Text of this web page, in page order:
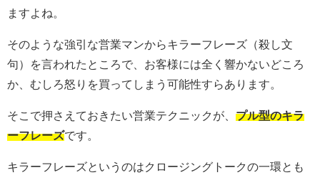
ますよね。
そのような強引な営業マンからキラーフレーズ（殺し文
句）を言われたところで、お客様には全く響かないどころ
か、むしろ怒りを買ってしまう可能性すらあります。
そこで押さえておきたい営業テクニックが、 プル型のキラ
ーフレーズです。
キラーフレーズというのはクロージングトークの一環とも